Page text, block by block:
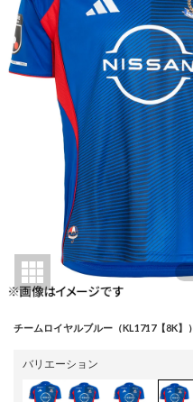
チームロイヤルブルー（KL1717【8K】）
バリエーション